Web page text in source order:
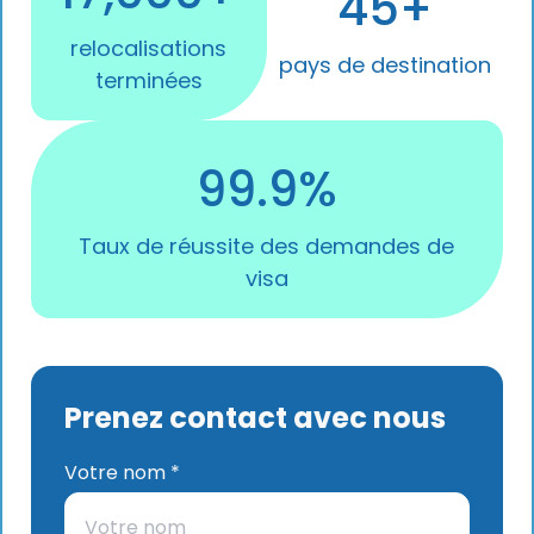
relocalisations
terminées
pays de destination
99.9%
Taux de réussite des demandes de
visa
Prenez contact avec nous
Votre nom *